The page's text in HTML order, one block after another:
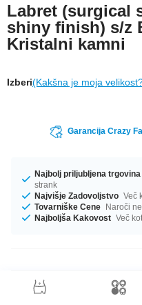
Labret (surgical
shiny finish) s/z
Kristalni kamni
Izberi(Kakšna je moja
Garancija Crazy
Najbolj priljubljena
strank
Najvišje Zadovoljstvo Več
Tovarniške Cene Naroči
Najboljša Kakovost Več
Podrobnosti o izdelku